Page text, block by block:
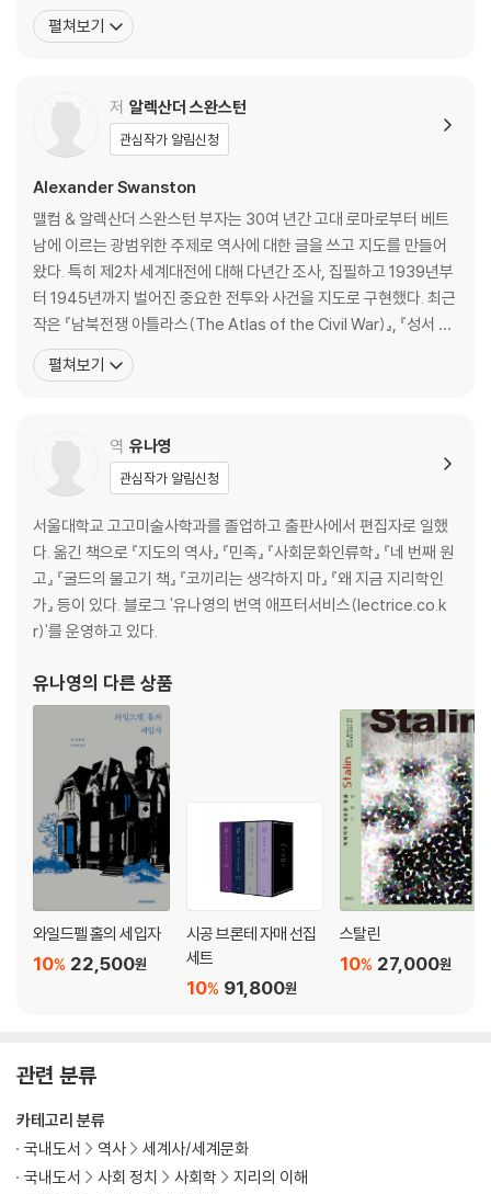
사 아틀라스(The Historical Atlas of Bible)』, 『기사와 성의 역사
아틀라스(The Historical Atlas of Knights and Castles)』 등 다
펼쳐보기
저 알렉산더 스완스턴
관심작가 알림신청
Alexander Swanston
맬컴 & 알렉산더 스완스턴 부자는 30여 년간 고대 로마로부터 베트
남에 이르는 광범위한 주제로 역사에 대한 글을 쓰고 지도를 만들어
왔다. 특히 제2차 세계대전에 대해 다년간 조사, 집필하고 1939년부
터 1945년까지 벌어진 중요한 전투와 사건을 지도로 구현했다. 최근
작은 『남북전쟁 아틀라스(The Atlas of the Civil War)』, 『성서 역
사 아틀라스(The Historical Atlas of Bible)』, 『기사와 성의 역사
아틀라스(The Historical Atlas of Knights and Castles)』 등 다
펼쳐보기
역 유나영
관심작가 알림신청
서울대학교 고고미술사학과를 졸업하고 출판사에서 편집자로 일했
다. 옮긴 책으로 『지도의 역사』 『민족』 『사회문화인류학』 『네 번째 원
고』 『굴드의 물고기 책』 『코끼리는 생각하지 마』 『왜 지금 지리학인
가』 등이 있다. 블로그 '유나영의 번역 애프터서비스(lectrice.co.k
r)'를 운영하고 있다.
유나영의 다른 상품
와일드펠 홀의 세입자
22,500원
10%
시공 브론테 자매 선집
세트
91,800원
10%
스탈린
27,000원
10%
관련 분류
카테고리 분류
국내도서
역사
세계사/세계문화
국내도서
사회 정치 사회학
지리의 이해